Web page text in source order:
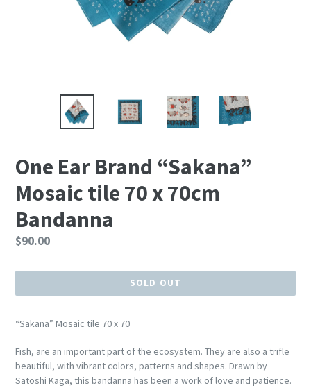
One Ear Brand “Sakana”
Mosaic tile 70 x 70cm
Bandanna
Regular
$90.00
SOLD OUT
“Sakana” Mosaic tile 70 x 70
Fish, are an important part of the ecosystem. They are also a trifle
beautiful, with vibrant colors, patterns and shapes. Drawn by
Satoshi Kaga, this bandanna has been a work of love and patience.